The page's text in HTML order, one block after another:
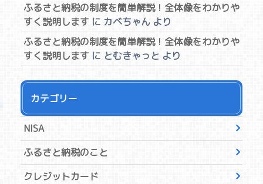
ふるさと納税の制度を簡単解説！全体像をわかりや
すく説明しますに カベちゃんより
ふるさと納税の制度を簡単解説！全体像をわかりや
すく説明しますに とむきゃっと より
カテゴリー
NISA
ふるさと納税のこと
クレジットカード